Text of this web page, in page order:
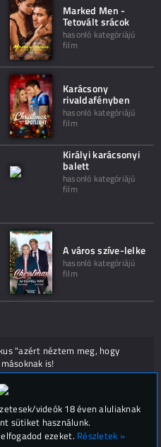
Marked Men -
Tetovált srácok
hasonló kategóriájú
film
Karácsony
rivaldafényben
hasonló kategóriájú
film
Királyi karácsonyi
balett
hasonló kategóriájú
film
A város szíve-lelke
hasonló kategóriájú
film
"azért néztem meg, hogy
is!
(
videók 18 éven aluliaknak
sütiket használunk.
ezeket. Részletek »